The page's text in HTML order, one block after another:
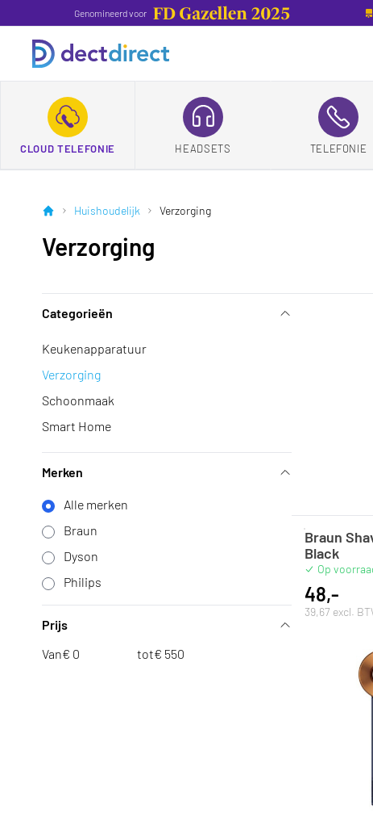
Genomineerd voor
CLOUD TELEFONIE HEADSETS TELEFONIE
Huishoudelijk Verzorging
Verzorging
Categorieën
Keukenapparatuur
Verzorging
Schoonmaak
Smart Home
Merken
Alle merken
Braun
Dyson
Philips
Prijs
Van€ tot€
Braun
Black
Op
48,-
39,67 excl.